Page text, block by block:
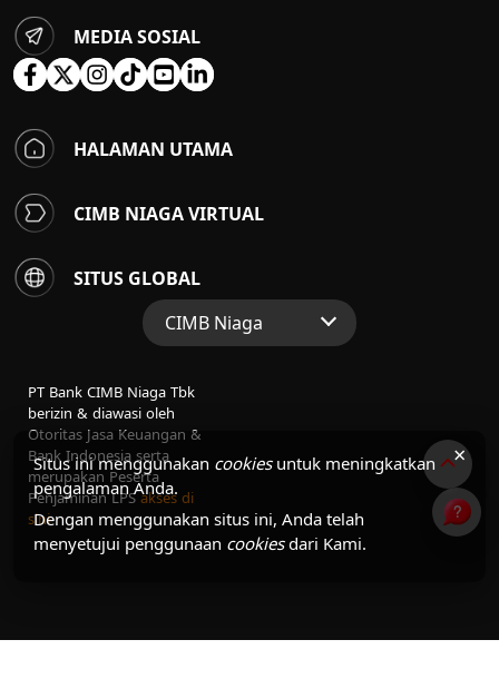
×
Situs ini menggunakan cookiesuntuk meningkatkan
pengalaman Anda.
Dengan menggunakan situs ini, Anda telah
menyetujui penggunaan cookiesdari Kami.
MEDIA SOSIAL
HALAMAN UTAMA
CIMB NIAGA VIRTUAL
SITUS GLOBAL
CIMB Niaga
Perbankan Konsumen
Perbankan Syariah
PT Bank CIMB Niaga Tbk
berizin & diawasi oleh
Otoritas Jasa Keuangan &
Bank Indonesia serta
merupakan Peserta
Penjaminan LPSakses di
sini